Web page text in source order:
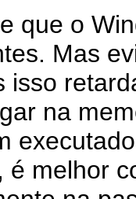
que o
Mas
isso
na
é melhor